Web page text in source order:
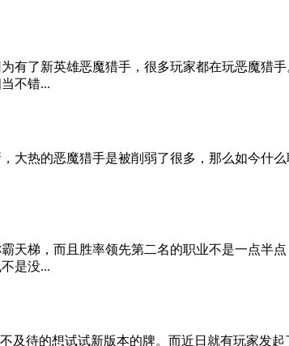
有了新英雄恶魔猎手，很多玩家都在玩恶魔猎
不错...
大热的恶魔猎手是被削弱了很多，那么如今什
天梯，而且胜率领先第二名的职业不是一点半
是没...
及待的想试试新版本的牌。而近日就有玩家发